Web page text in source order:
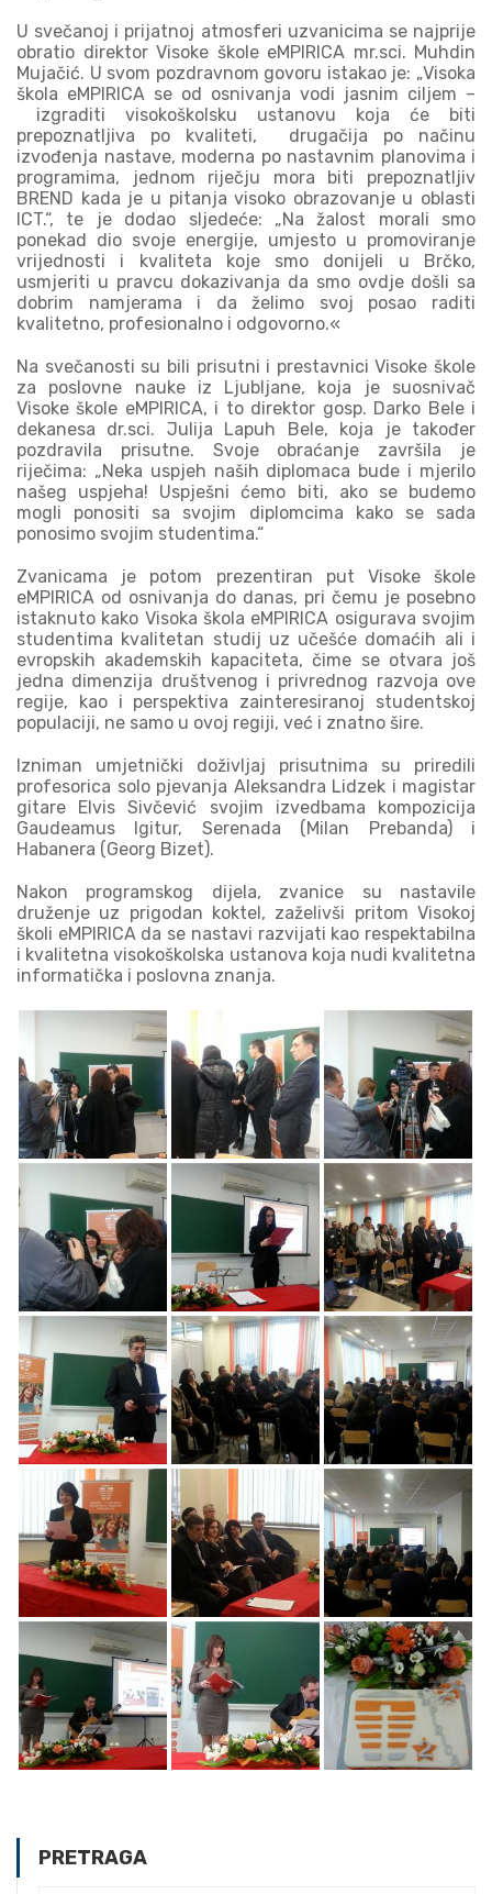
U svečanoj i prijatnoj atmosferi uzvanicima se najprije
obratio direktor Visoke škole eMPIRICA mr.sci. Muhdin
Mujačić. U svom pozdravnom govoru istakao je: „Visoka
škola eMPIRICA se od osnivanja vodi jasnim ciljem –
izgraditi visokoškolsku ustanovu koja će biti
prepoznatljiva po kvaliteti, drugačija po načinu
izvođenja nastave, moderna po nastavnim planovima i
programima, jednom riječju mora biti prepoznatljiv
BREND kada je u pitanja visoko obrazovanje u oblasti
ICT.“, te je dodao sljedeće: „Na žalost morali smo
ponekad dio svoje energije, umjesto u promoviranje
vrijednosti i kvaliteta koje smo donijeli u Brčko,
usmjeriti u pravcu dokazivanja da smo ovdje došli sa
dobrim namjerama i da želimo svoj posao raditi
kvalitetno, profesionalno i odgovorno.«
Na svečanosti su bili prisutni i prestavnici Visoke škole
za poslovne nauke iz Ljubljane, koja je suosnivač
Visoke škole eMPIRICA, i to direktor gosp. Darko Bele i
dekanesa dr.sci. Julija Lapuh Bele, koja je također
pozdravila prisutne. Svoje obraćanje završila je
riječima: „Neka uspjeh naših diplomaca bude i mjerilo
našeg uspjeha! Uspješni ćemo biti, ako se budemo
mogli ponositi sa svojim diplomcima kako se sada
ponosimo svojim studentima.“
Zvanicama je potom prezentiran put Visoke škole
eMPIRICA od osnivanja do danas, pri čemu je posebno
istaknuto kako Visoka škola eMPIRICA osigurava svojim
studentima kvalitetan studij uz učešće domaćih ali i
evropskih akademskih kapaciteta, čime se otvara još
jedna dimenzija društvenog i privrednog razvoja ove
regije, kao i perspektiva zainteresiranoj studentskoj
populaciji, ne samo u ovoj regiji, već i znatno šire.
Izniman umjetnički doživljaj prisutnima su priredili
profesorica solo pjevanja Aleksandra Lidzek i magistar
gitare Elvis Sivčević svojim izvedbama kompozicija
Gaudeamus Igitur, Serenada (Milan Prebanda) i
Habanera (Georg Bizet).
Nakon programskog dijela, zvanice su nastavile
druženje uz prigodan koktel, zaželivši pritom Visokoj
školi eMPIRICA da se nastavi razvijati kao respektabilna
i kvalitetna visokoškolska ustanova koja nudi kvalitetna
informatička i poslovna znanja.
PRETRAGA